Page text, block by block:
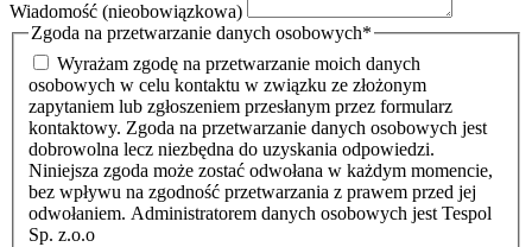
Wiadomość (nieobowiązkowa)
Zgoda na przetwarzanie danych osobowych*
Wyrażam zgodę na przetwarzanie moich danych
osobowych w celu kontaktu w związku ze złożonym
zapytaniem lub zgłoszeniem przesłanym przez formularz
kontaktowy. Zgoda na przetwarzanie danych osobowych jest
dobrowolna lecz niezbędna do uzyskania odpowiedzi.
Niniejsza zgoda może zostać odwołana w każdym momencie,
bez wpływu na zgodność przetwarzania z prawem przed jej
odwołaniem. Administratorem danych osobowych jest Tespol
Sp. z.o.o